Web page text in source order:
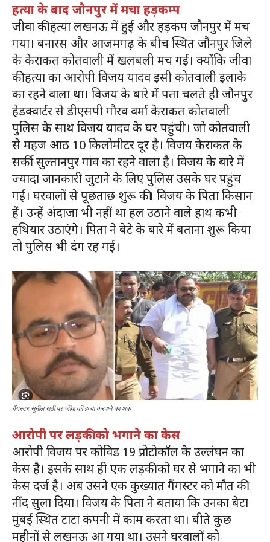
हत्या के बाद जौनपुर में मचा हड़कम्प
जीवा की हत्या लखनऊ में हुई और हड़कंप जौनपुर में मच
गया। बनारस और आजमगढ़ के बीच स्थित जौनपुर जिले
के केराकत कोतवाली में खलबली मच गई। क्योंकि जीवा
की हत्या का आरोपी विजय यादव इसी कोतवाली इलाके
का रहने वाला था। विजय के बारे में पता चलते ही जौनपुर
हेडक्वार्टर से डीएसपी गौरव वर्मा केराकत कोतवाली
पुलिस के साथ विजय यादव के घर पहुंची। जो कोतवाली
से महज आठ 10 किलोमीटर दूर है। विजय केराकत के
सर्की सुल्तानपुर गांव का रहने वाला है। विजय के बारे में
ज्यादा जानकारी जुटाने के लिए पुलिस उसके घर पहुंच
गई। घरवालों से पूछताछ शुरू की। विजय के पिता किसान
हैं। उन्हें अंदाजा भी नहीं था हल उठाने वाले हाथ कभी
हथियार उठाएंगे। पिता ने बेटे के बारे में बताना शुरू किया
तो पुलिस भी दंग रह गई।
गैंगस्टर सुनील राठी पर जीवा की हत्या करवाने का शक
आरोपी पर लड़की को भगाने का केस
आरोपी विजय पर कोविड 19 प्रोटोकॉल के उल्लंघन का
केस है। इसके साथ ही एक लड़की को घर से भगाने का भी
केस दर्ज है। अब उसने एक कुख्यात गैंगस्टर को मौत की
नींद सुला दिया। विजय के पिता ने बताया कि उनका बेटा
मुंबई स्थित टाटा कंपनी में काम करता था। बीते कुछ
महीनों से लखनऊ आ गया था। उसने घरवालों को